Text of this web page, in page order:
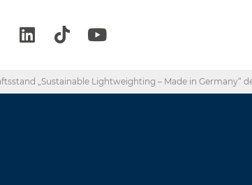
„Sustainable Lightweighting – Made in Germany“